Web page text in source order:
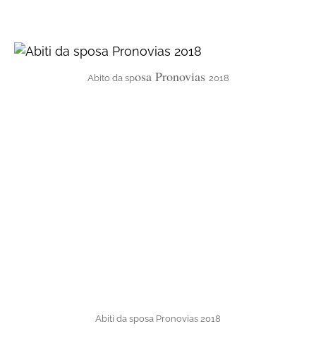
Abito da sposa Pronovias 2018
alla Barcelona Bridal Fashion Week
Rosa Clarà a quelle Galia Lahav, è